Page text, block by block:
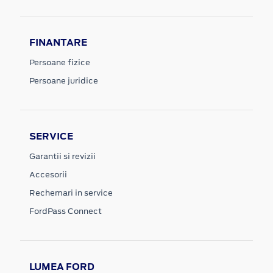
FINANTARE
Persoane fizice
Persoane juridice
SERVICE
Garantii si revizii
Accesorii
Rechemari in service
FordPass Connect
LUMEA FORD